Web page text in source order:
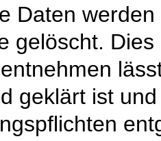
Daten
gelöscht.
geklärt ist